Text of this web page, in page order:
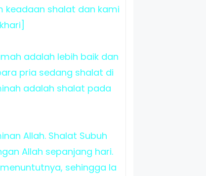
keadaan shalat dan kami
adalah lebih baik dan
pria sedang shalat di
adalah shalat pada
Allah. Shalat Subuh
Allah sepanjang hari.
sehingga Ia